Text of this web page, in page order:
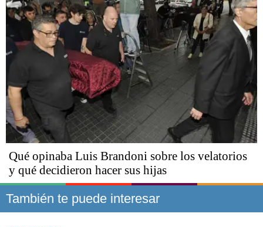
Qué opinaba Luis Brandoni sobre los velatorios
y qué decidieron hacer sus hijas
También te puede interesar